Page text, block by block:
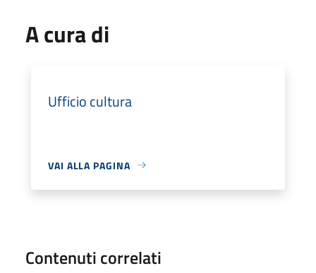
A cura di
Ufficio cultura
VAI ALLA PAGINA
Contenuti correlati